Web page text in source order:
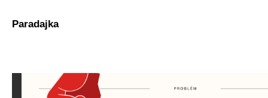
Paradajka